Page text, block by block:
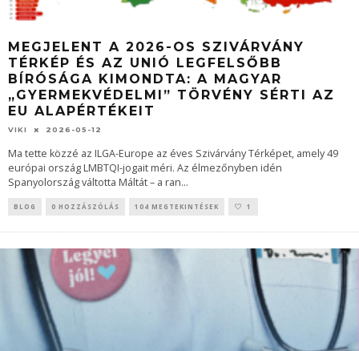
MEGJELENT A 2026-OS SZIVÁRVÁNY
TÉRKÉP ÉS AZ UNIÓ LEGFELSŐBB
BÍRÓSÁGA KIMONDTA: A MAGYAR
„GYERMEKVÉDELMI” TÖRVÉNY SÉRTI AZ
EU ALAPÉRTÉKEIT
VIKI 2026-05-12
Ma tette közzé az ILGA-Europe az éves Szivárvány Térképet, amely 49
európai ország LMBTQI-jogait méri. Az élmezőnyben idén
Spanyolország váltotta Máltát – a ran...
BLOG 0 HOZZÁSZÓLÁS 104 MEGTEKINTÉSEK 1